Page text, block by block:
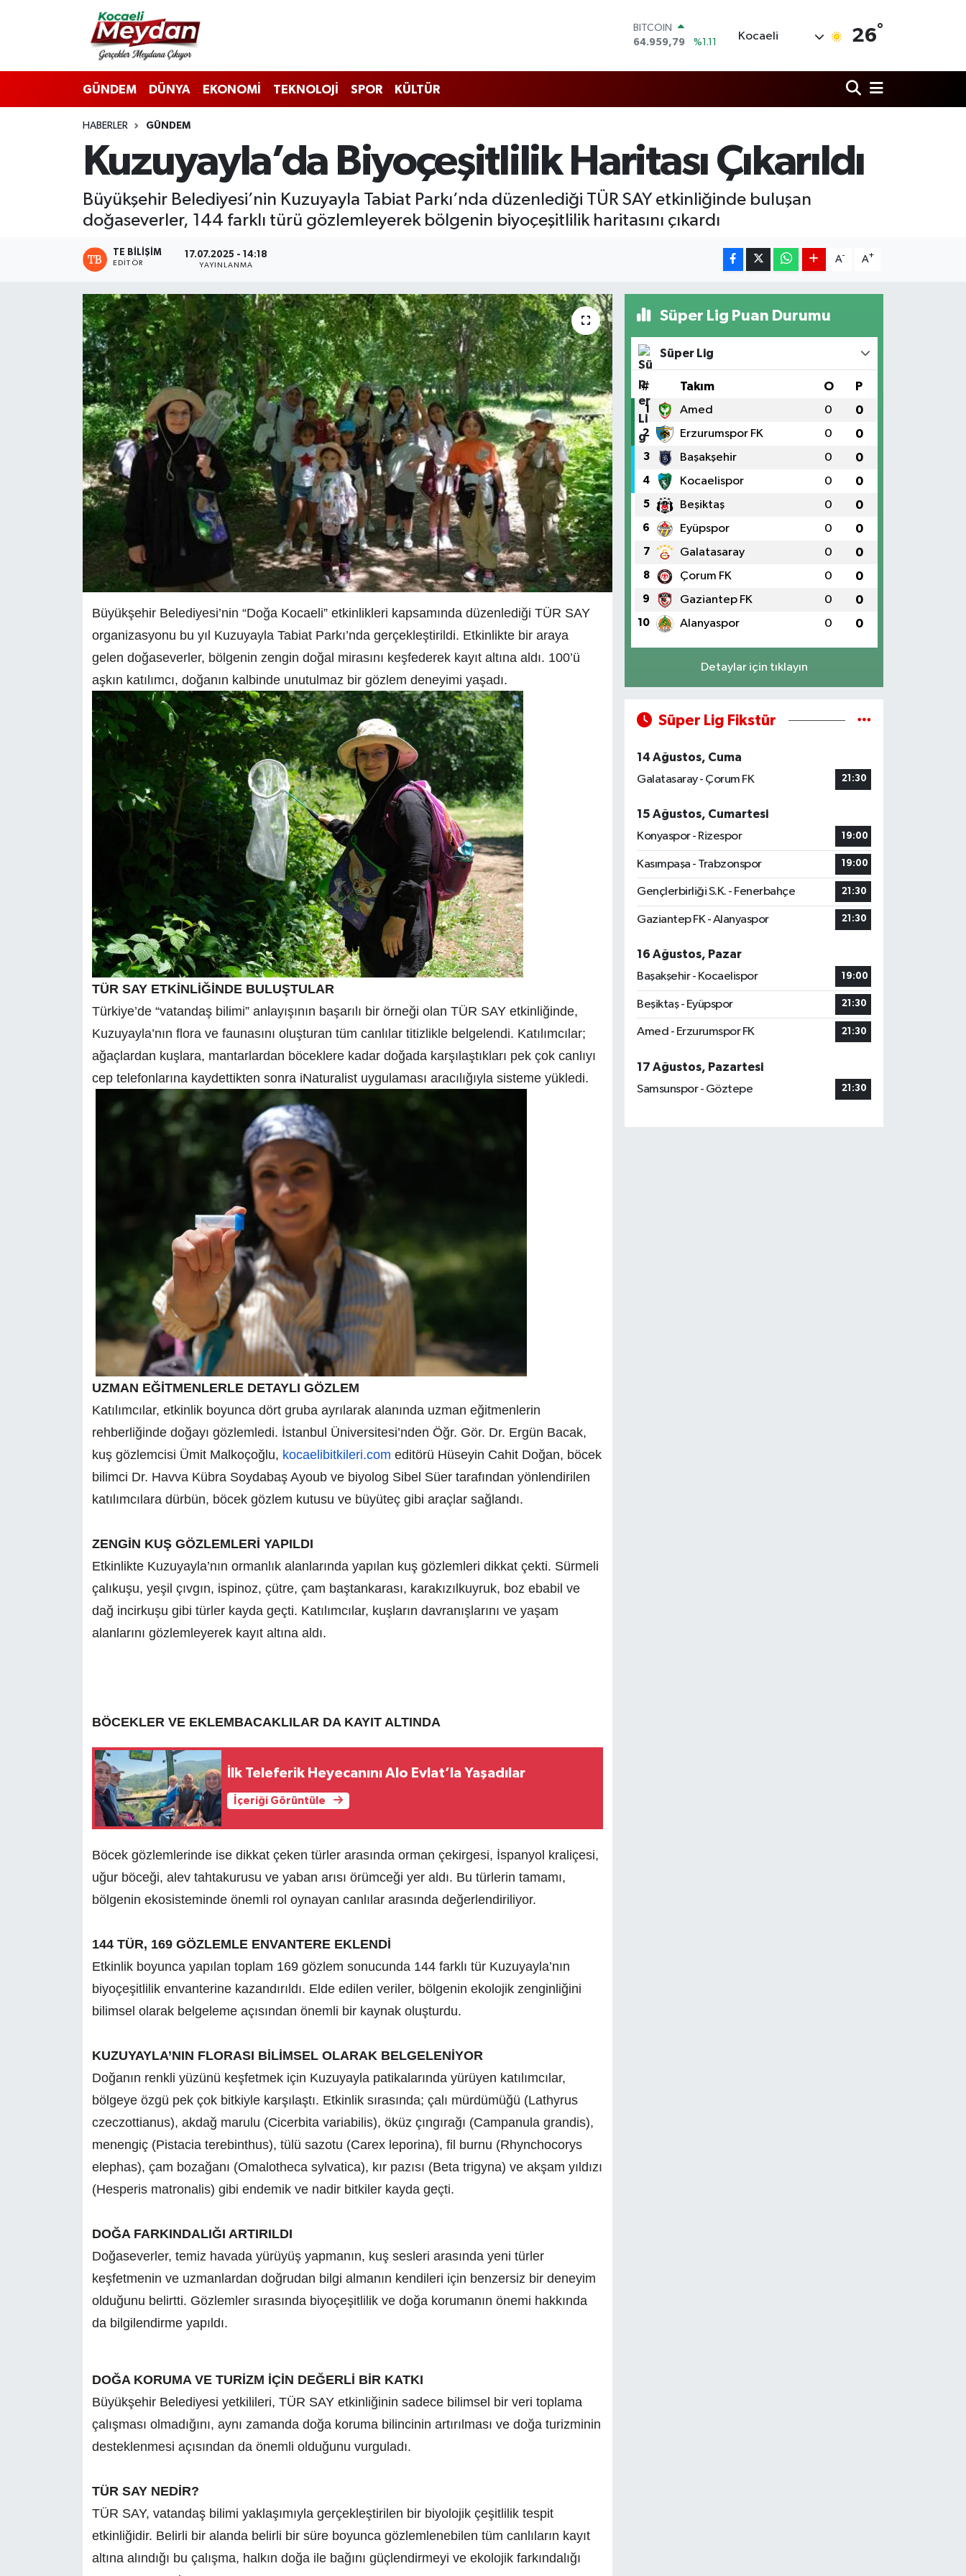
DOLAR
47,7436
%0.18
55,2510
%0.32
BİST100
13.779
%-14
Kocaeli 26°
GÜNDEM DÜNYA EKONOMİ TEKNOLOJİ SPOR KÜLTÜR
HABERLER GÜNDEM
Kuzuyayla’da Biyoçeşitlilik Haritası Çıkarıldı
Büyükşehir Belediyesi’nin Kuzuyayla Tabiat Parkı’nda düzenlediği TÜR SAY etkinliğinde buluşan
doğaseverler, 144 farklı türü gözlemleyerek bölgenin biyoçeşitlilik haritasını çıkardı
TE BILIŞIM
EDITÖR
17.07.2025 - 14:18
YAYINLANMA
A- A+
Büyükşehir Belediyesi’nin “Doğa Kocaeli” etkinlikleri kapsamında düzenlediği TÜR SAY
organizasyonu bu yıl Kuzuyayla Tabiat Parkı’nda gerçekleştirildi. Etkinlikte bir araya
gelen doğaseverler, bölgenin zengin doğal mirasını keşfederek kayıt altına aldı. 100’ü
aşkın katılımcı, doğanın kalbinde unutulmaz bir gözlem deneyimi yaşadı.
TÜR SAY ETKİNLİĞİNDE BULUŞTULAR
Türkiye’de “vatandaş bilimi” anlayışının başarılı bir örneği olan TÜR SAY etkinliğinde,
Kuzuyayla’nın flora ve faunasını oluşturan tüm canlılar titizlikle belgelendi. Katılımcılar;
ağaçlardan kuşlara, mantarlardan böceklere kadar doğada karşılaştıkları pek çok canlıyı
cep telefonlarına kaydettikten sonra iNaturalist uygulaması aracılığıyla sisteme yükledi.
UZMAN EĞİTMENLERLE DETAYLI GÖZLEM
Katılımcılar, etkinlik boyunca dört gruba ayrılarak alanında uzman eğitmenlerin
rehberliğinde doğayı gözlemledi. İstanbul Üniversitesi’nden Öğr. Gör. Dr. Ergün Bacak,
kuş gözlemcisi Ümit Malkoçoğlu, kocaelibitkileri.com editörü Hüseyin Cahit Doğan, böcek
bilimci Dr. Havva Kübra Soydabaş Ayoub ve biyolog Sibel Süer tarafından yönlendirilen
katılımcılara dürbün, böcek gözlem kutusu ve büyüteç gibi araçlar sağlandı.
ZENGİN KUŞ GÖZLEMLERİ YAPILDI
Etkinlikte Kuzuyayla’nın ormanlık alanlarında yapılan kuş gözlemleri dikkat çekti. Sürmeli
çalıkuşu, yeşil çıvgın, ispinoz, çütre, çam baştankarası, karakızılkuyruk, boz ebabil ve
dağ incirkuşu gibi türler kayda geçti. Katılımcılar, kuşların davranışlarını ve yaşam
alanlarını gözlemleyerek kayıt altına aldı.
BÖCEKLER VE EKLEMBACAKLILAR DA KAYIT ALTINDA
İlk Teleferik Heyecanını Alo Evlat’la Yaşadılar
İçeriği Görüntüle
Böcek gözlemlerinde ise dikkat çeken türler arasında orman çekirgesi, İspanyol kraliçesi,
uğur böceği, alev tahtakurusu ve yaban arısı örümceği yer aldı. Bu türlerin tamamı,
bölgenin ekosisteminde önemli rol oynayan canlılar arasında değerlendiriliyor.
144 TÜR, 169 GÖZLEMLE ENVANTERE EKLENDİ
Etkinlik boyunca yapılan toplam 169 gözlem sonucunda 144 farklı tür Kuzuyayla’nın
biyoçeşitlilik envanterine kazandırıldı. Elde edilen veriler, bölgenin ekolojik zenginliğini
bilimsel olarak belgeleme açısından önemli bir kaynak oluşturdu.
KUZUYAYLA’NIN FLORASI BİLİMSEL OLARAK BELGELENİYOR
Doğanın renkli yüzünü keşfetmek için Kuzuyayla patikalarında yürüyen katılımcılar,
bölgeye özgü pek çok bitkiyle karşılaştı. Etkinlik sırasında; çalı mürdümüğü (Lathyrus
czeczottianus), akdağ marulu (Cicerbita variabilis), öküz çıngırağı (Campanula grandis),
menengiç (Pistacia terebinthus), tülü sazotu (Carex leporina), fil burnu (Rhynchocorys
elephas), çam bozağanı (Omalotheca sylvatica), kır pazısı (Beta trigyna) ve akşam yıldızı
(Hesperis matronalis) gibi endemik ve nadir bitkiler kayda geçti.
DOĞA FARKINDALIĞI ARTIRILDI
Doğaseverler, temiz havada yürüyüş yapmanın, kuş sesleri arasında yeni türler
keşfetmenin ve uzmanlardan doğrudan bilgi almanın kendileri için benzersiz bir deneyim
olduğunu belirtti. Gözlemler sırasında biyoçeşitlilik ve doğa korumanın önemi hakkında
da bilgilendirme yapıldı.
DOĞA KORUMA VE TURİZM İÇİN DEĞERLİ BİR KATKI
Büyükşehir Belediyesi yetkilileri, TÜR SAY etkinliğinin sadece bilimsel bir veri toplama
çalışması olmadığını, aynı zamanda doğa koruma bilincinin artırılması ve doğa turizminin
desteklenmesi açısından da önemli olduğunu vurguladı.
TÜR SAY NEDİR?
TÜR SAY, vatandaş bilimi yaklaşımıyla gerçekleştirilen bir biyolojik çeşitlilik tespit
etkinliğidir. Belirli bir alanda belirli bir süre boyunca gözlemlenebilen tüm canlıların kayıt
altına alındığı bu çalışma, halkın doğa ile bağını güçlendirmeyi ve ekolojik farkındalığı
Süper Lig Puan Durumu
Süper Lig
# Takım O P
1 Amed 0 0
2 Erzurumspor FK 0 0
3 Başakşehir 0 0
4 Kocaelispor 0 0
5 Beşiktaş 0 0
6 Eyüpspor 0 0
7 Galatasaray 0 0
8 Çorum FK 0 0
9 Gaziantep FK 0 0
10 Alanyaspor 0 0
Detaylar için tıklayın
Süper Lig Fikstür
14 Ağustos, Cuma
Galatasaray - Çorum FK
21:30
15 Ağustos, Cumartesi
Konyaspor - Rizespor
19:00
Kasımpaşa - Trabzonspor 19:00
Gençlerbirliği S.K. - Fenerbahçe 21:30
Gaziantep FK - Alanyaspor 21:30
16 Ağustos, Pazar
Başakşehir - Kocaelispor
19:00
Beşiktaş - Eyüpspor 21:30
Amed - Erzurumspor FK 21:30
17 Ağustos, Pazartesi
Samsunspor - Göztepe
21:30
Nöbetçi Eczaneler
Hava Durumu
Trafik Durumu
Süper Lig Puan Durumu ve Fikstür
Tüm Manşetler
Haber Arşivi